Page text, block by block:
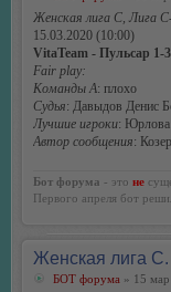
Женская лига С, Лига
15.03.2020 (10:00)
VitaTeam - Пульсар 1-3
Fair play:
Команды А: плохо
Судья: Давыдов Денис
Лучшие игроки: Юрлова
Автор сообщения:
Бот форума - это не
Первого апреля бот
Женская лига С.
БОТ форума » 15